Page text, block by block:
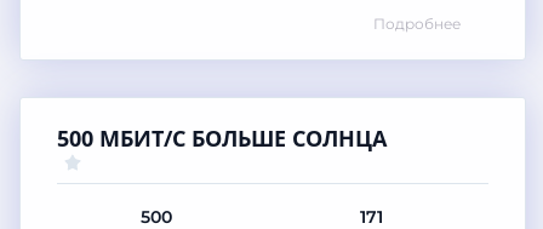
Подробнее
500 МБИТ/С БОЛЬШЕ СОЛНЦА
500 171